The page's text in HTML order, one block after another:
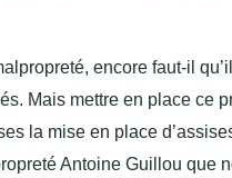
encore faut-il
Mais mettre en place ce
la mise en place
Antoine Guillou que